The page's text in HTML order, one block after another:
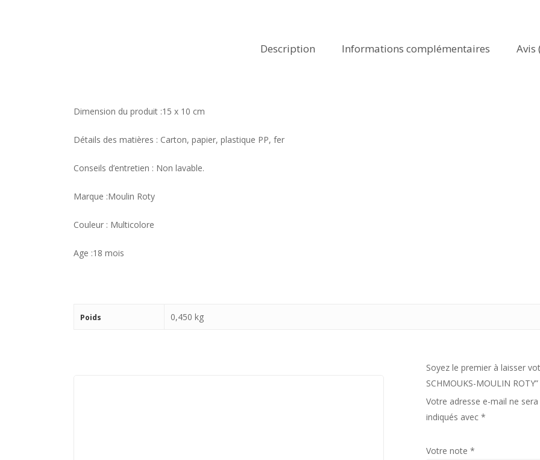
Description Informations complémentaires Avis
Dimension du produit :15 x 10 cm
Détails des matières : Carton, papier, plastique PP, fer
Conseils d’entretien : Non lavable.
Marque :Moulin Roty
Couleur : Multicolore
Age :18 mois
Poids 0,450 kg
Soyez le premier à laisser
SCHMOUKS-MOULIN ROTY”
Votre adresse e-mail ne
indiqués avec *
Votre note *